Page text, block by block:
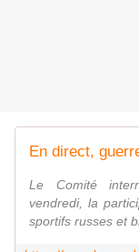
Le Comité
vendredi, la
sportifs russes et